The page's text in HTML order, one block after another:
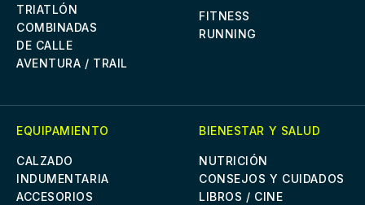
TRIATLÓN
COMBINADAS
DE CALLE
AVENTURA / TRAIL
FITNESS
RUNNING
EQUIPAMIENTO
CALZADO
INDUMENTARIA
ACCESORIOS
BIENESTAR Y SALUD
NUTRICIÓN
CONSEJOS Y CUIDADOS
LIBROS / CINE